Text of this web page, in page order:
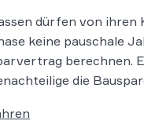
dürfen von ihren
keine pauschale
berechnen.
die
auf sie